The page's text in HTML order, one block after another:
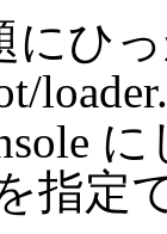
にひ
指定